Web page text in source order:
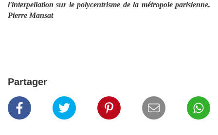
l'interpellation sur le polycentrisme de la métropole parisienne.
Pierre Mansat
Partager